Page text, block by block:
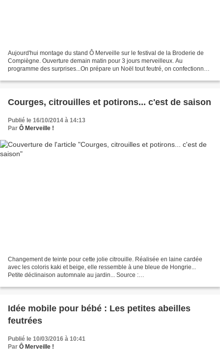
Aujourd'hui montage du stand Ô Merveille sur le festival de la Broderie de
Compiègne. Ouverture demain matin pour 3 jours merveilleux. Au
programme des surprises...On prépare un Noël tout feutré, on confectionne
Courges, citrouilles et potirons... c'est de saison
Publié le 16/10/2014 à 14:13
Par Ô Merveille !
Changement de teinte pour cette jolie citrouille. Réalisée en laine cardée
avec les coloris kaki et beige, elle ressemble à une bleue de Hongrie...
Petite déclinaison automnale au jardin... Source :
Idée mobile pour bébé : Les petites abeilles
feutrées
Publié le 10/03/2016 à 10:41
Par Ô Merveille !